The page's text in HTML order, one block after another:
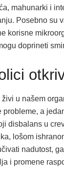
mahunarki i
Posebno su
korisne
doprineti
u našem
probleme, a
disbalans u
lošom
nadutost,
i promene